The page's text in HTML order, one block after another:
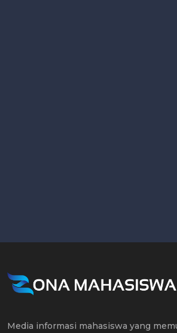
Media informasi mahasiswa yang